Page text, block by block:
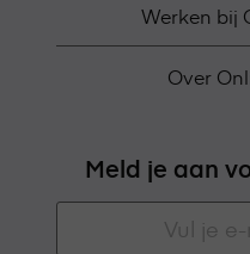
Werken bij
Over
Meld je aan
*